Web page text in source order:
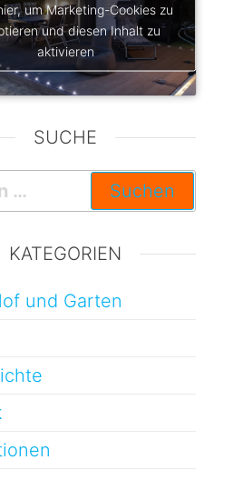
um Marketing-Cookies zu
und diesen Inhalt zu
aktivieren
SUCHE
KATEGORIEN
und Garten